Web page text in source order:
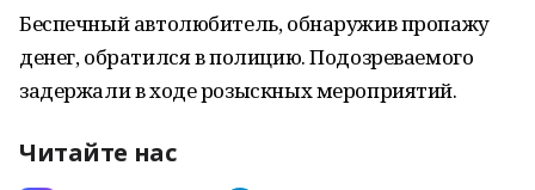
Беспечный автолюбитель, обнаружив пропажу
денег, обратился в полицию. Подозреваемого
задержали в ходе розыскных мероприятий.
Читайте нас